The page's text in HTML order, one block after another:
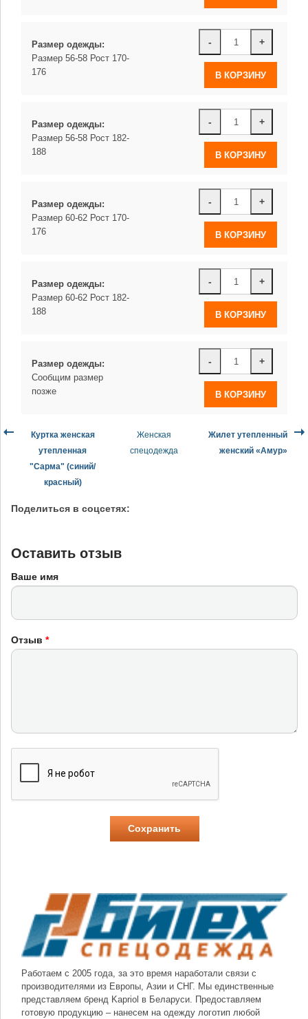
- +
Размер одежды:
Размер 56-58 Рост 170-
176
- +
Размер одежды:
Размер 56-58 Рост 182-
188
- +
Размер одежды:
Размер 60-62 Рост 170-
176
- +
Размер одежды:
Размер 60-62 Рост 182-
188
- +
Размер одежды:
Сообщим размер
позже
Куртка женская
утепленная
"Сарма" (синий/
красный)
Женская
спецодежда
Жилет утепленный
женский «Амур»
Поделиться в соцсетях:
Оставить отзыв
Ваше имя
Отзыв *
Работаем с 2005 года, за это время наработали связи с
производителями из Европы, Азии и СНГ. Мы единственные
представляем бренд Kapriol в Беларуси. Предоставляем
готовую продукцию – нанесем на одежду логотип любой